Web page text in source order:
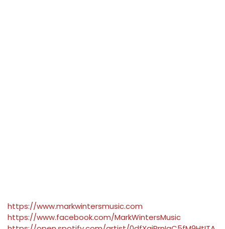
https://www.markwintersmusic.com
https://www.facebook.com/MarkWintersMusic